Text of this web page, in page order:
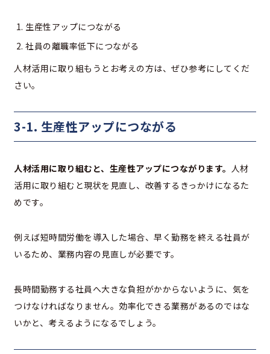
生産性アップにつながる
社員の離職率低下につながる
人材活用に取り組もうとお考えの方は、ぜひ参考にしてくだ
さい。
3-1. 生産性アップにつながる
人材活用に取り組むと、生産性アップにつながります。 人材
活用に取り組むと現状を見直し、改善するきっかけになるた
めです。
例えば短時間労働を導入した場合、早く勤務を終える社員が
いるため、業務内容の見直しが必要です。
長時間勤務する社員へ大きな負担がかからないように、気を
つけなければなりません。効率化できる業務があるのではな
いかと、考えるようになるでしょう。